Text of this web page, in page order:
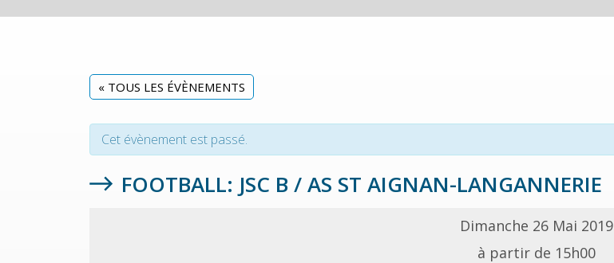
« TOUS LES ÉVÈNEMENTS
Cet évènement est passé.
FOOTBALL: JSC B / AS ST AIGNAN-LANGANNERIE
Dimanche 26 Mai 2019
à partir de 15h00